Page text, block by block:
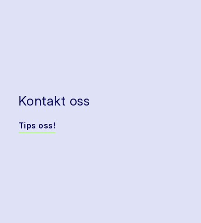
Kontakt oss
Tips oss!